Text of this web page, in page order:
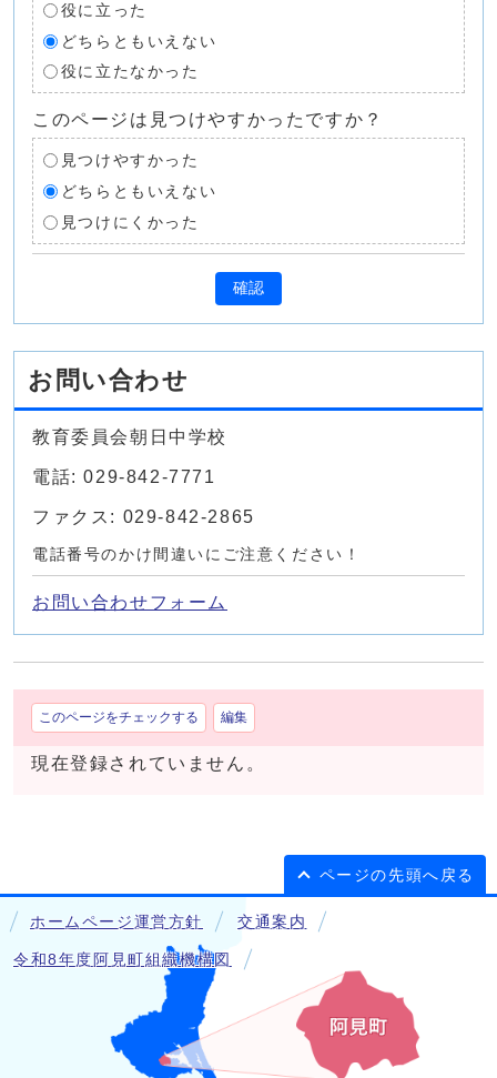
役に立った
どちらともいえない
役に立たなかった
このページは見つけやすかったですか？
見つけやすかった
どちらともいえない
見つけにくかった
確認
お問い合わせ
教育委員会朝日中学校
電話: 029-842-7771
ファクス: 029-842-2865
電話番号のかけ間違いにご注意ください！
お問い合わせフォーム
このページをチェックする 編集
現在登録されていません。
ページの先頭へ戻る
ホームページ運営方針 交通案内
令和8年度阿見町組織機構図